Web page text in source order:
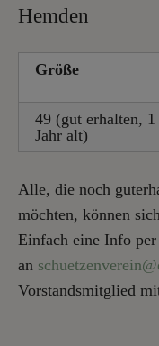
Hemden
Größe
49 (gut erhalten, 1
Jahr alt)
Alle, die noch
möchten, können
Einfach eine Info
an
Vorstandsmitglied